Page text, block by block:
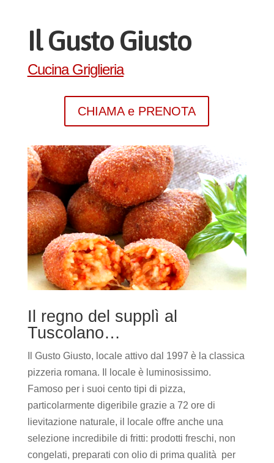
Il Gusto Giusto
Cucina Griglieria
CHIAMA e PRENOTA
Il regno del supplì al
Tuscolano…
Il Gusto Giusto, locale attivo dal 1997 è la classica
pizzeria romana. Il locale è luminosissimo.
Famoso per i suoi cento tipi di pizza,
particolarmente digeribile grazie a 72 ore di
lievitazione naturale, il locale offre anche una
selezione incredibile di fritti: prodotti freschi, non
congelati, preparati con olio di prima qualità per